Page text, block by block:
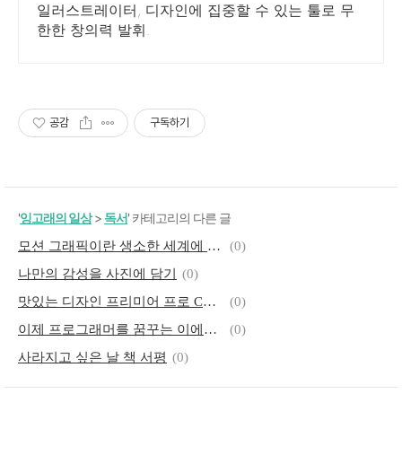
일러스트레이터, 디자인에 집중할 수 있는 툴로 무
한한 창의력 발휘.
공감 구독하기
'잉고래의 일상> 독서' 카테고리의 다른 글
모션 그래픽이란 생소한 세계에 도전!
(0)
나만의 감성을 사진에 담기
(0)
맛있는 디자인 프리미어 프로 CC 2019 & 프리미어 러시 서평
(0)
이제 프로그래머를 꿈꾸는 이에게 괜찮은 시작이 될 듯
(0)
사라지고 싶은 날 책 서평 (0)